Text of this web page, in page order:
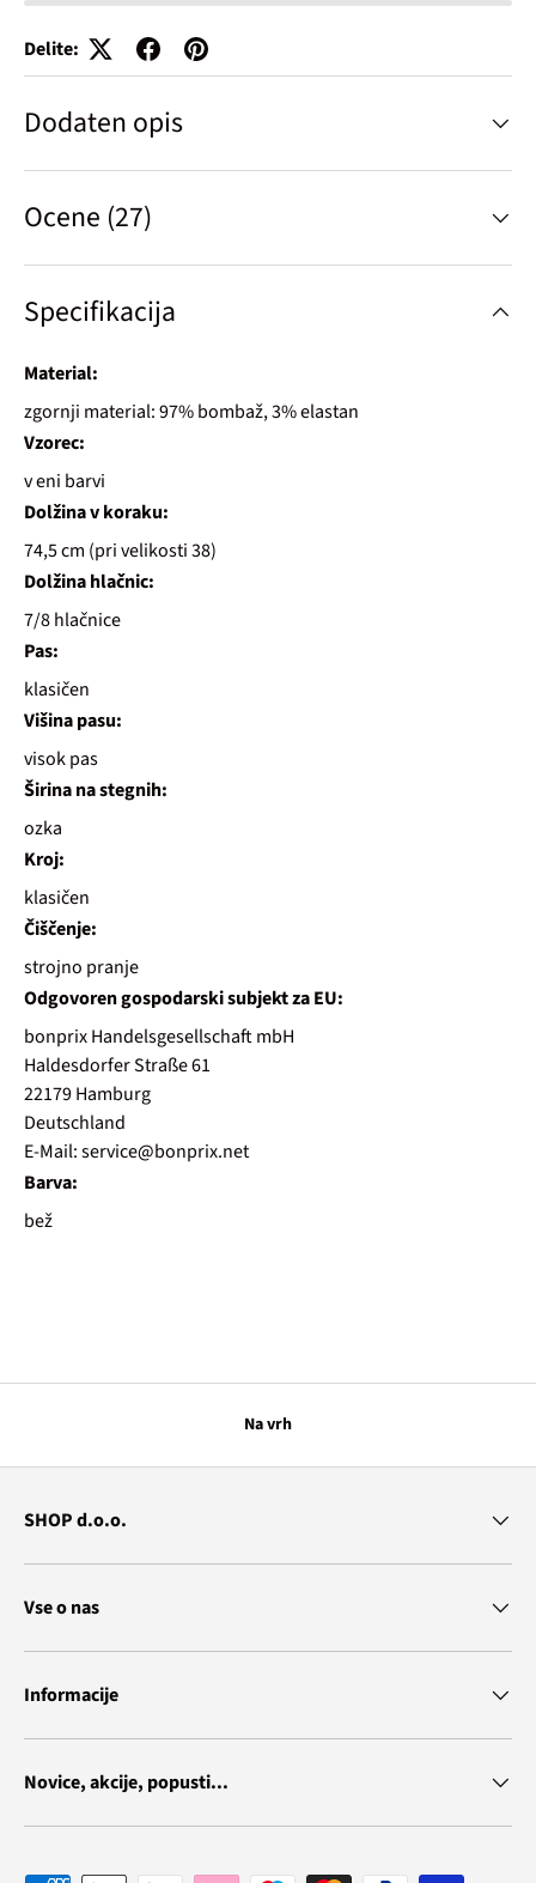
Delite:
Dodaten opis
Ocene (27)
Specifikacija
Material:
zgornji material: 97% bombaž, 3% elastan
Vzorec:
v eni barvi
Dolžina v koraku:
74,5 cm (pri velikosti 38)
Dolžina hlačnic:
7/8 hlačnice
Pas:
klasičen
Višina pasu:
visok pas
Širina na stegnih:
ozka
Kroj:
klasičen
Čiščenje:
strojno pranje
Odgovoren gospodarski subjekt za EU:
bonprix Handelsgesellschaft mbH
Haldesdorfer Straße 61
22179 Hamburg
Deutschland
E-Mail: service@bonprix.net
Barva:
bež
Na vrh
SHOP d.o.o.
Vse o nas
Informacije
Novice, akcije, popusti...